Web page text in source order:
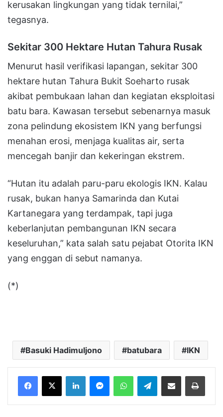
kerusakan lingkungan yang tidak ternilai,”
tegasnya.
Sekitar 300 Hektare Hutan Tahura Rusak
Menurut hasil verifikasi lapangan, sekitar 300
hektare hutan Tahura Bukit Soeharto rusak
akibat pembukaan lahan dan kegiatan eksploitasi
batu bara. Kawasan tersebut sebenarnya masuk
zona pelindung ekosistem IKN yang berfungsi
menahan erosi, menjaga kualitas air, serta
mencegah banjir dan kekeringan ekstrem.
“Hutan itu adalah paru-paru ekologis IKN. Kalau
rusak, bukan hanya Samarinda dan Kutai
Kartanegara yang terdampak, tapi juga
keberlanjutan pembangunan IKN secara
keseluruhan,” kata salah satu pejabat Otorita IKN
yang enggan di sebut namanya.
(*)
Basuki Hadimuljono batubara IKN
LinkedInMessengerWhatsAppTelegramBagikan melalui Email Cetak